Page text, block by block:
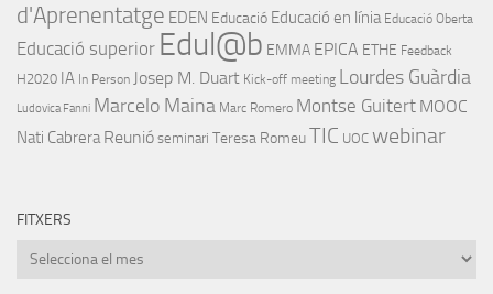
d'Aprenentatge EDEN Educació Educació en línia Educació Oberta
Educació superior Edul@b EMMA EPICA ETHE Feedback
H2020 IA In Person Josep M. Duart Kick-off meeting Lourdes Guàrdia
Ludovica Fanni Marcelo Maina Marc Romero Montse Guitert MOOC
Nati Cabrera Reunió seminari Teresa RomeuTIC UOC webinar
FITXERS
Fitxers